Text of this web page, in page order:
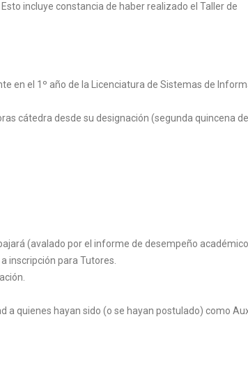
incluye constancia de haber realizado el Taller de
en el 1º año de la Licenciatura de Sistemas de
cátedra desde su designación (segunda quincena de
(avalado por el informe de desempeño
inscripción para Tutores.
a quienes hayan sido (o se hayan postulado) como